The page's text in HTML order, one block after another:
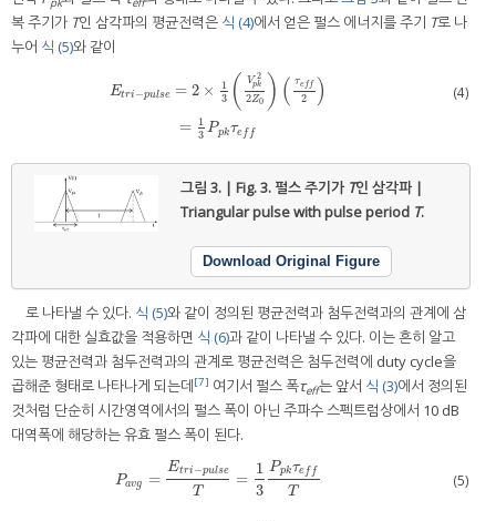
복 주기가 T인 삼각파의 평균전력은 식 (4)에서 얻은 펄스 에너지를 주기 T로 나
누어 식 (5)와 같이
Etri −pulse = 2 ×
1
3 ( V 2
pk
2Z0 ) ( τeff
2 )
= 1
3 Ppkτe ff
u pk 22Z0) (τ ef 2)= 13
(4)
그림 3. | Fig. 3. 펄스 주기가 T인 삼각파 |
Triangular pulse with pulse period T.
Download Original Figure
로 나타낼 수 있다. 식 (5)와 같이 정의된 평균전력과 첨두전력과의 관계에 삼
각파에 대한 실효값을 적용하면 식 (6)과 같이 나타낼 수 있다. 이는 흔히 알고
있는 평균전력과 첨두전력과의 관계로 평균전력은 첨두전력에 duty cycle을
곱해준 형태로 나타나게 되는데[7] 여기서 펄스 폭τeff는 앞서 식 (3)에서 정의된
것처럼 단순히 시간영역에서의 펄스 폭이 아닌 주파수 스펙트럼상에서 10 dB
대역폭에 해당하는 유효 펄스 폭이 된다.
Pavg =
Etri −pulse
T
=
1
3
Ppkτe ff
T
Pa g= Etri-pulseT =13 PpkτefT (5)